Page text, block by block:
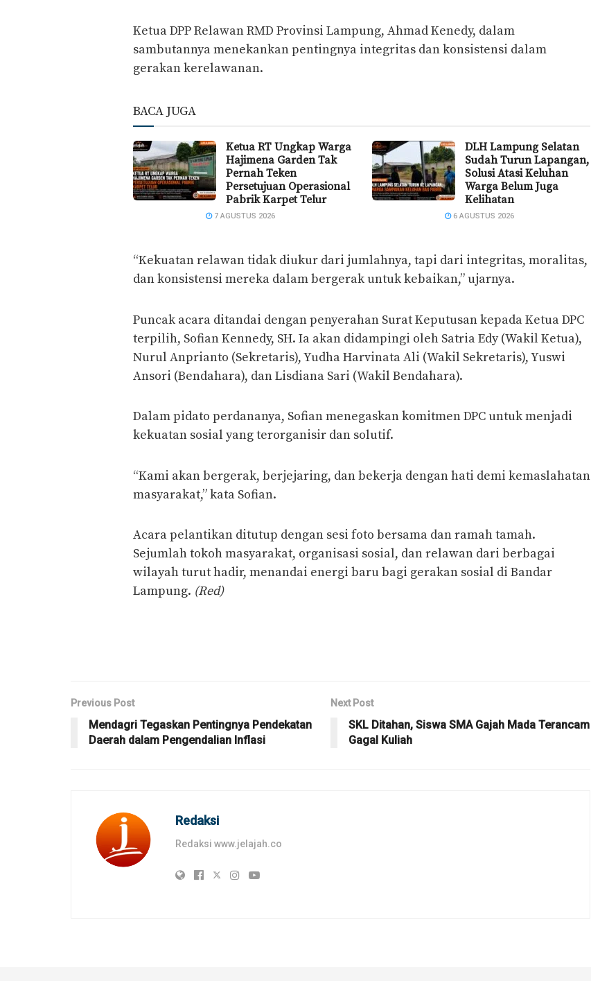
Ketua DPP Relawan RMD Provinsi Lampung, Ahmad Kenedy, dalam
sambutannya menekankan pentingnya integritas dan konsistensi dalam
gerakan kerelawanan.
BACA JUGA
Ketua RT Ungkap Warga
Hajimena Garden Tak
Pernah Teken
Persetujuan Operasional
Pabrik Karpet Telur
7 AGUSTUS 2026
DLH Lampung Selatan
Sudah Turun Lapangan,
Solusi Atasi Keluhan
Warga Belum Juga
Kelihatan
6 AGUSTUS 2026
“Kekuatan relawan tidak diukur dari jumlahnya, tapi dari integritas, moralitas,
dan konsistensi mereka dalam bergerak untuk kebaikan,” ujarnya.
Puncak acara ditandai dengan penyerahan Surat Keputusan kepada Ketua DPC
terpilih, Sofian Kennedy, SH. Ia akan didampingi oleh Satria Edy (Wakil Ketua),
Nurul Anprianto (Sekretaris), Yudha Harvinata Ali (Wakil Sekretaris), Yuswi
Ansori (Bendahara), dan Lisdiana Sari (Wakil Bendahara).
Dalam pidato perdananya, Sofian menegaskan komitmen DPC untuk menjadi
kekuatan sosial yang terorganisir dan solutif.
“Kami akan bergerak, berjejaring, dan bekerja dengan hati demi kemaslahatan
masyarakat,” kata Sofian.
Acara pelantikan ditutup dengan sesi foto bersama dan ramah tamah.
Sejumlah tokoh masyarakat, organisasi sosial, dan relawan dari berbagai
wilayah turut hadir, menandai energi baru bagi gerakan sosial di Bandar
Lampung. (Red)
Previous Post
Mendagri Tegaskan Pentingnya Pendekatan
Daerah dalam Pengendalian Inflasi
Next Post
SKL Ditahan, Siswa SMA Gajah Mada Terancam
Gagal Kuliah
Redaksi
Redaksi www.jelajah.co